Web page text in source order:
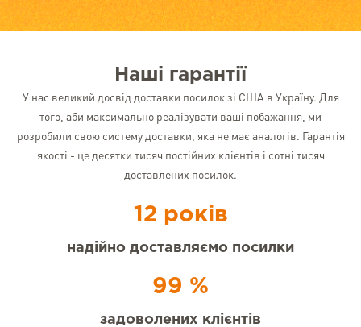
Наші гарантії
У нас великий досвід доставки посилок зі США в Україну. Для
того, аби максимально реалізувати ваші побажання, ми
розробили свою систему доставки, яка не має аналогів. Гарантія
якості - це десятки тисяч постійних клієнтів і сотні тисяч
доставлених посилок.
12 років
надійно доставляємо посилки
99 %
задоволених клієнтів